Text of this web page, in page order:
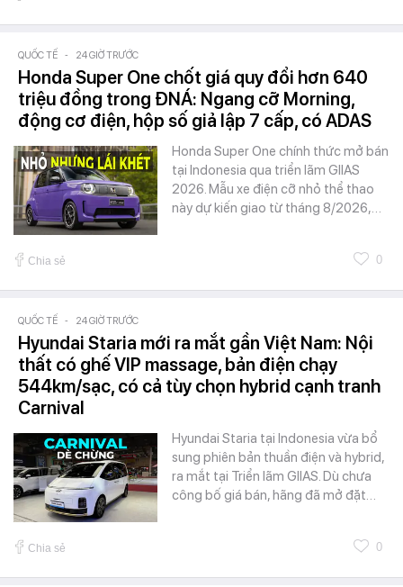
QUỐC TẾ - 24 GIỜ TRƯỚC
Honda Super One chốt giá quy đổi hơn 640
triệu đồng trong ĐNÁ: Ngang cỡ Morning,
động cơ điện, hộp số giả lập 7 cấp, có ADAS
Honda Super One chính thức mở bán
tại Indonesia qua triển lãm GIIAS
2026. Mẫu xe điện cỡ nhỏ thể thao
này dự kiến giao từ tháng 8/2026,…
Chia sẻ 0
QUỐC TẾ - 24 GIỜ TRƯỚC
Hyundai Staria mới ra mắt gần Việt Nam: Nội
thất có ghế VIP massage, bản điện chạy
544km/sạc, có cả tùy chọn hybrid cạnh tranh
Carnival
Hyundai Staria tại Indonesia vừa bổ
sung phiên bản thuần điện và hybrid,
ra mắt tại Triển lãm GIIAS. Dù chưa
công bố giá bán, hãng đã mở đặt…
Chia sẻ 0